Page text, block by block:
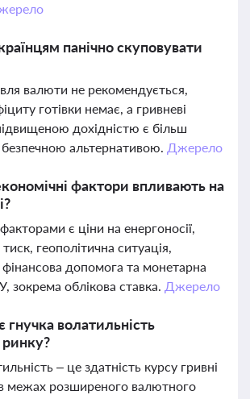
панічно скуповувати
валюти не рекомендується,
готівки немає, а гривневі
дохідністю є більш
альтернативою. Джерело
фактори впливають на
є ціни на енергоносії,
геополітична ситуація,
допомога та монетарна
зокрема облікова ставка. Джерело
волатильність
– це здатність курсу гривні
межах розширеного валютного